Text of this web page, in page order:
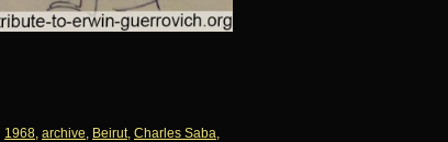
1968, archive, Beirut, Charles Saba,